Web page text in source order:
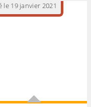
le 19 janvier 2021